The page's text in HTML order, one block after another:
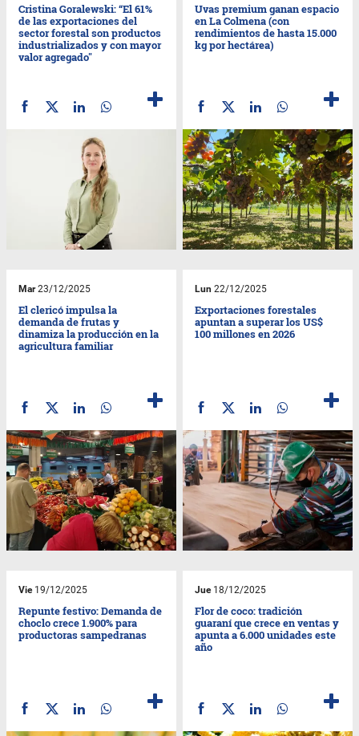
Cristina Goralewski: “El 61%
de las exportaciones del
sector forestal son productos
industrializados y con mayor
valor agregado"
Uvas premium ganan espacio
en La Colmena (con
rendimientos de hasta 15.000
kg por hectárea)
Mar23/12/2025
El clericó impulsa la
demanda de frutas y
dinamiza la producción en la
agricultura familiar
Lun 22/12/2025
Exportaciones forestales
apuntan a superar los US$
100 millones en 2026
Vie19/12/2025
Repunte festivo: Demanda de
choclo crece 1.900% para
productoras sampedranas
Jue18/12/2025
Flor de coco: tradición
guaraní que crece en ventas y
apunta a 6.000 unidades este
año